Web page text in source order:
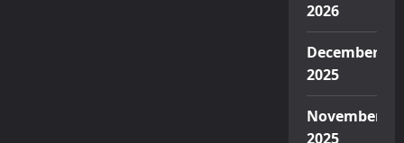
2026
December
2025
November
2025